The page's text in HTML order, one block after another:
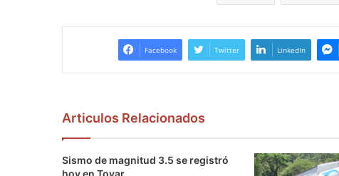
Facebook Twitter LinkedIn
Articulos Relacionados
Sismo de magnitud 3.5 se registró